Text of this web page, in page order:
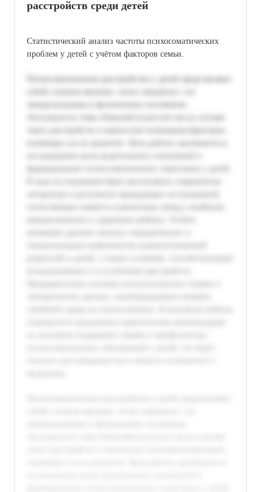
расстройств среди детей
Статистический анализ частоты психосоматических
проблем у детей с учётом факторов семьи.